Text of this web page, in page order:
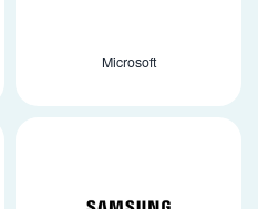
Microsoft